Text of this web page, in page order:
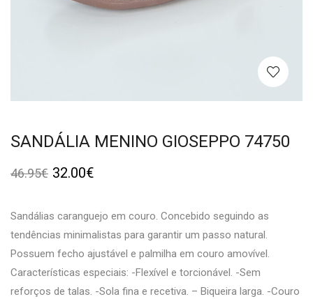
SANDÁLIA MENINO GIOSEPPO 74750
46.95€ 32.00€
Sandálias caranguejo em couro. Concebido seguindo as
tendências minimalistas para garantir um passo natural.
Possuem fecho ajustável e palmilha em couro amovível.
Características especiais: -Flexível e torcionável. -Sem
reforços de talas. -Sola fina e recetiva. – Biqueira larga. -Couro